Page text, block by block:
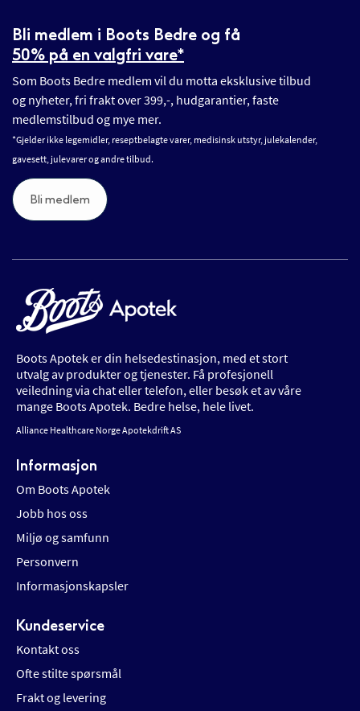
Bli medlem i Boots Bedre og få
50% på en valgfri vare*
Som Boots Bedre medlem vil du motta eksklusive tilbud
og nyheter, fri frakt over 399,-, hudgarantier, faste
medlemstilbud og mye mer.
*Gjelder ikke legemidler, reseptbelagte varer, medisinsk utstyr, julekalender,
gavesett, julevarer og andre tilbud.
Bli medlem
Boots Apotek er din helsedestinasjon, med et stort
utvalg av produkter og tjenester. Få profesjonell
veiledning via chat eller telefon, eller besøk et av våre
mange Boots Apotek. Bedre helse, hele livet.
Alliance Healthcare Norge Apotekdrift AS
Informasjon
Om Boots Apotek
Jobb hos oss
Miljø og samfunn
Personvern
Informasjonskapsler
Kundeservice
Kontakt oss
Ofte stilte spørsmål
Frakt og levering